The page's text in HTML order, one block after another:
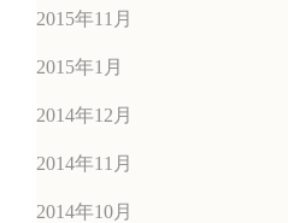
2015年11月
2015年1月
2014年12月
2014年11月
2014年10月